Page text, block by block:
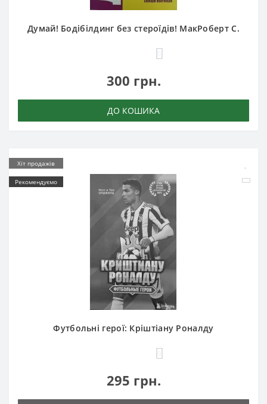
Думай! Бодібілдинг без стероїдів! МакРоберт С.
300 грн.
ДО КОШИКА
Хіт продажів
Рекомендуємо
Футбольні герої: Кріштіану Роналду
295 грн.